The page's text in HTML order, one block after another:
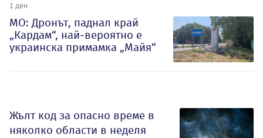
1 ден
МО: Дронът, паднал край
„Кардам“, най-вероятно е
украинска примамка „Майя“
Жълт код за опасно време в
няколко области в неделя